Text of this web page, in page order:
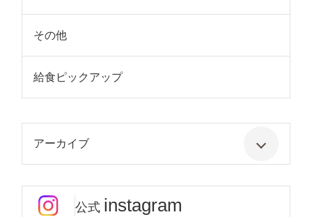
その他
給食ピックアップ
アーカイブ
公式 instagram